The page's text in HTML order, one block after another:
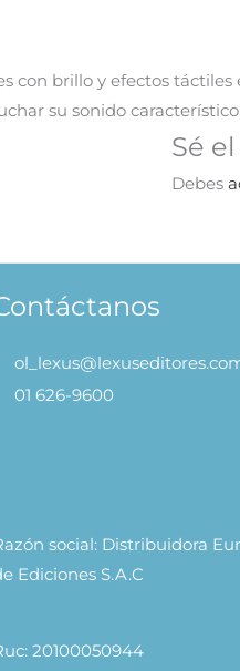
con brillo y efectos
su sonido
Sé
Debes
01 626-9600
social: Distribuidora
Ediciones S.A.C
20100050944